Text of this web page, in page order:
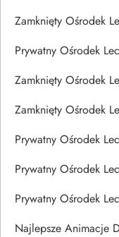
Zamknięty Ośrodek
Prywatny Ośrodek
Zamknięty Ośrodek
Zamknięty Ośrodek
Prywatny Ośrodek
Prywatny Ośrodek
Prywatny Ośrodek
Najlepsze Animacje